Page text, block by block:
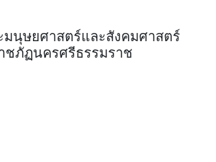
นุษยศาสตร์และสังคมศาสตร์
ชภัฏนครศรีธรรมราช